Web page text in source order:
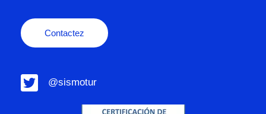
Contactez
@sismotur